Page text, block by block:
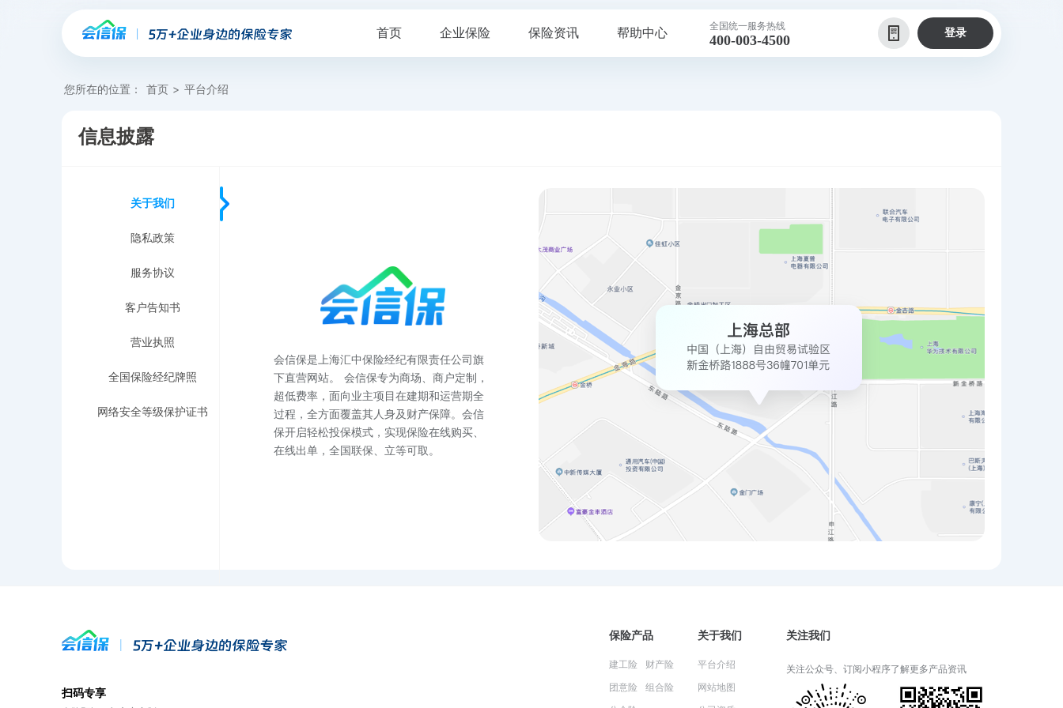
首页 企业保险 保险资讯 帮助中心 全国统一服务热线
400-003-4500 登录
您所在的位置： 首页 > 平台介绍
信息披露
关于我们
隐私政策
服务协议
客户告知书
营业执照
全国保险经纪牌照
网络安全等级保护证书
会信保是上海汇中保险经纪有限责任公司旗
下直营网站。 会信保专为商场、商户定制，
超低费率，面向业主项目在建期和运营期全
过程，全方面覆盖其人身及财产保障。会信
保开启轻松投保模式，实现保险在线购买、
在线出单，全国联保、立等可取。
扫码专享
保险产品
建工险
团意险
财产险
组合险
关于我们
平台介绍
网站地图
关注我们
关注公众号、订阅小程序了解更多产品资讯